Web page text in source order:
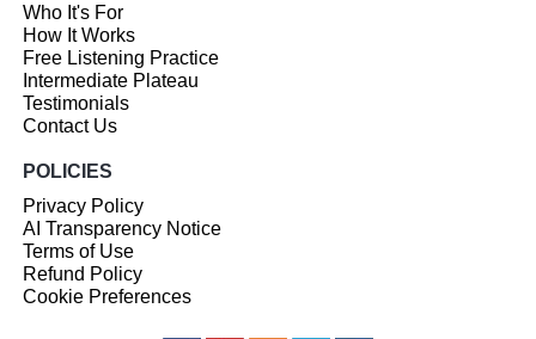
Who It's For
How It Works
Free Listening Practice
Intermediate Plateau
Testimonials
Contact Us
POLICIES
Privacy Policy
AI Transparency Notice
Terms of Use
Refund Policy
Cookie Preferences